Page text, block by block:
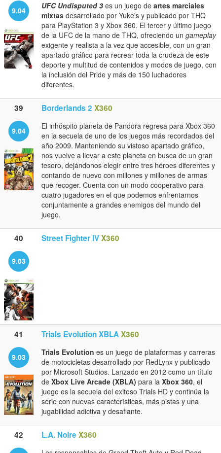
9.04 UFC Undisputed 3 es un juego de artes marciales
mixtas desarrollado por Yuke's y publicado por THQ
para PlayStation 3 y Xbox 360. El tercer y último juego
de la UFC de la mano de THQ, ofreciendo un gameplay
exigente y realista a la vez que accesible, con un gran
apartado gráfico para recrear toda la crudeza de este
deporte y multitud de contenidos y modos de juego, con
la inclusión del Pride y más de 150 luchadores
diferentes.
39 Borderlands 2 X360
9.04
El inhóspito planeta de Pandora regresa para Xbox 360
en la secuela de uno de los juegos más recordados del
año 2009. Manteniendo su vistoso apartado gráfico,
nos vuelve a llevar a este planeta en busca de un gran
tesoro, dejándonos elegir entre tres héroes diferentes y
contando de nuevo con millones y millones de armas
que recoger. Cuenta con un modo cooperativo para
cuatro jugadores en el que podemos enfrentarnos
conjuntamente a grandes enemigos del mundo del
juego.
40 Street Fighter IVX360
9.03
41 Trials Evolution XBLAX360
9.03 Trials Evolution es un juego de plataformas y carreras
de motocicletas desarrollado por RedLynx y publicado
por Microsoft Studios. Lanzado en 2012 como un título
de Xbox Live Arcade (XBLA) para la Xbox 360, el
juego es la secuela del exitoso Trials HD y continúa la
serie con nuevas características, más pistas y una
jugabilidad adictiva y desafiante.
42 L.A. Noire X360